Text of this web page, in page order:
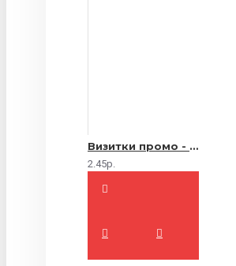
Визитки промо - 1000 шт.
2.45р.